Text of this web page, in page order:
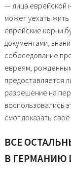
— лица еврейской
может уехать жить
еврейские корни
документами,
собеседование
евреям,
предоставляется
разрешение на
воспользовались
смог доказать
ВСЕ
В ГЕРМАНИЮ